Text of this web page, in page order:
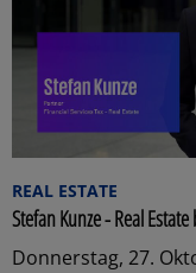
REAL ESTATE
Stefan Kunze - Real Estate
Donnerstag, 27.